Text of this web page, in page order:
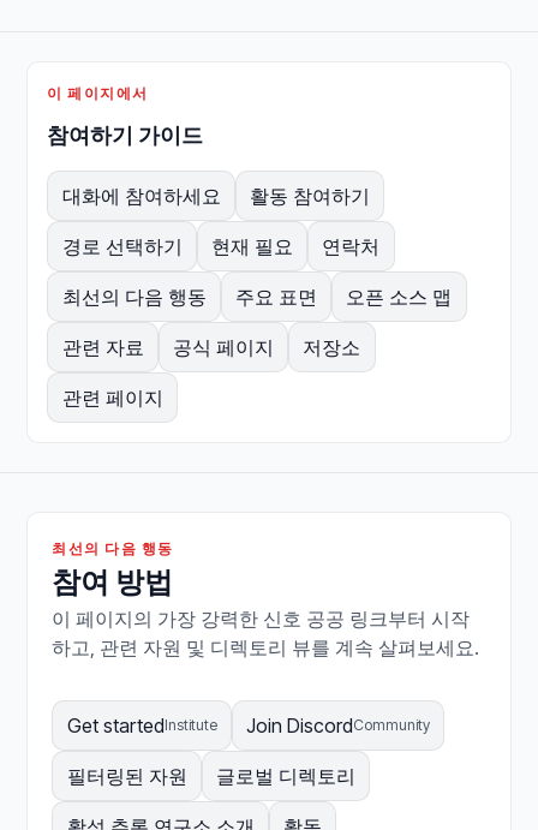
이 페이지에서
참여하기 가이드
대화에 참여하세요 활동 참여하기
경로 선택하기 현재 필요 연락처
최선의 다음 행동 주요 표면 오픈 소스 맵
관련 자료 공식 페이지 저장소
관련 페이지
최선의 다음 행동
참여 방법
이 페이지의 가장 강력한 신호 공공 링크부터 시작
하고, 관련 자원 및 디렉토리 뷰를 계속 살펴보세요.
Get startedInstitute Join DiscordCommunity
필터링된 자원 글로벌 디렉토리